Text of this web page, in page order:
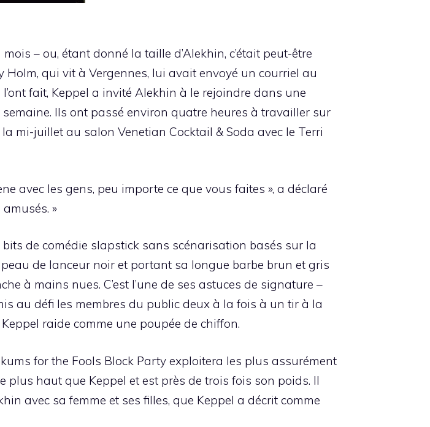
– ou, étant donné la taille d’Alekhin, c’était peut-être
Holm, qui vit à Vergennes, lui avait envoyé un courriel au
fait, Keppel a invité Alekhin à le rejoindre dans une
Ils ont passé environ quatre heures à travailler sur
mi-juillet au salon Venetian Cocktail & Soda avec le Terri
avec les gens, peu importe ce que vous faites », a déclaré
»
de comédie slapstick sans scénarisation basés sur la
de lanceur noir et portant sa longue barbe brun et gris
à mains nues. C’est l’une de ses astuces de signature –
au défi les membres du public deux à la fois à un tir à la
raide comme une poupée de chiffon.
for the Fools Block Party exploitera les plus assurément
haut que Keppel et est près de trois fois son poids. Il
avec sa femme et ses filles, que Keppel a décrit comme